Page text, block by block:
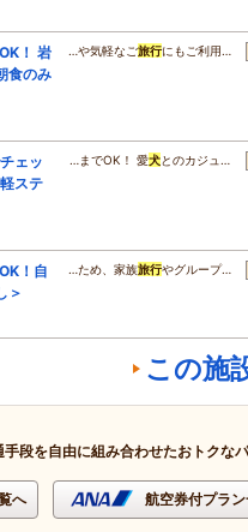
！ 岩
食のみ
…や気軽なご旅行にもご利用…
ェッ
ステ
…までOK！ 愛犬とのカジュ…
！自
＞
…ため、家族旅行やグループ…
この施
手段を自由に組み合わせたおトクな
へ 航空券付プラ